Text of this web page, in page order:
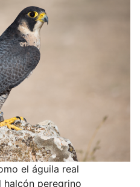
el águila real
halcón peregrino